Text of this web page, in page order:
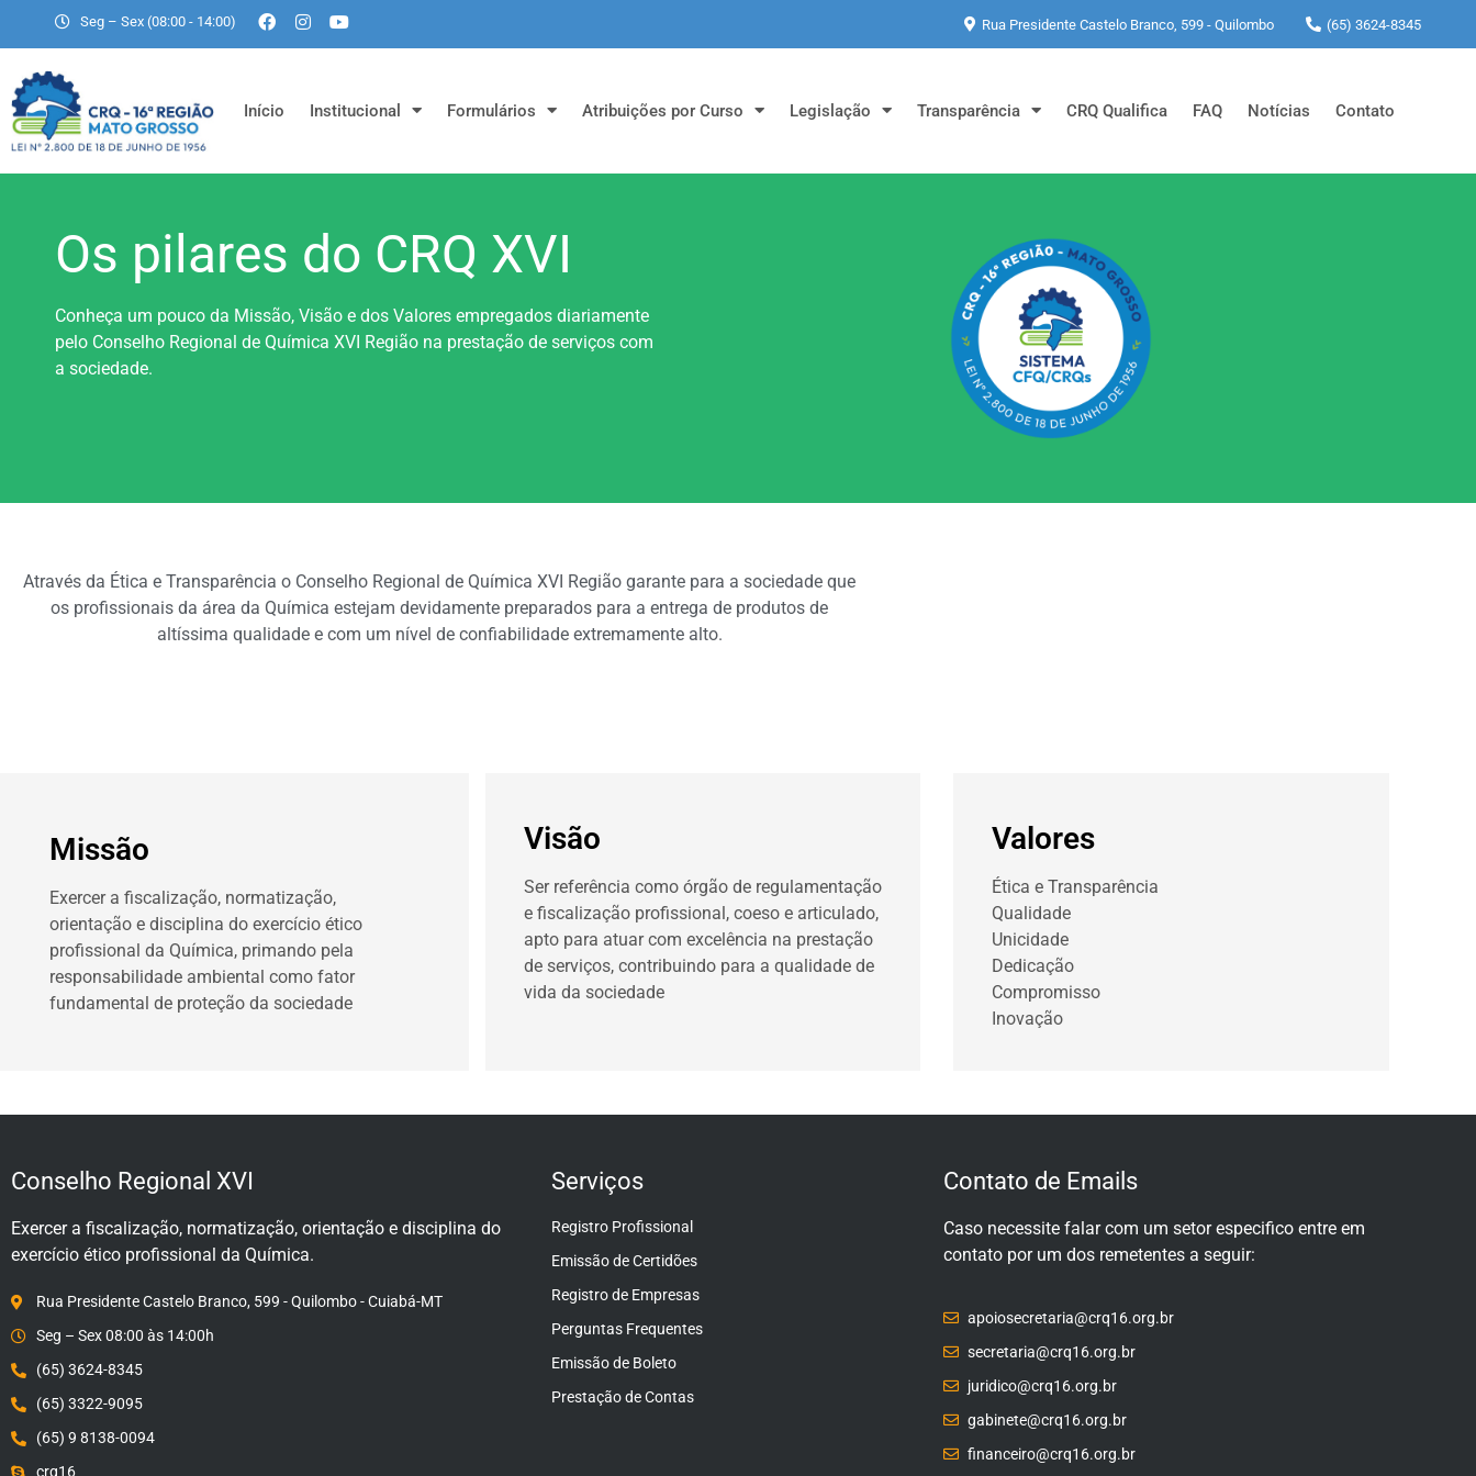
Seg – Sex (08:00 - 14:00) Rua Presidente Castelo Branco, 599 - Quilombo (65) 3624-8345
Início Institucional Formulários Atribuições por Curso Legislação Transparência CRQ Qualifica FAQ Notícias Contato
Os pilares do CRQ XVI
Conheça um pouco da Missão, Visão e dos Valores empregados diariamente
pelo Conselho Regional de Química XVI Região na prestação de serviços com
a sociedade.
Através da Ética e Transparência o Conselho Regional de Química XVI Região garante para a sociedade que
os profissionais da área da Química estejam devidamente preparados para a entrega de produtos de
altíssima qualidade e com um nível de confiabilidade extremamente alto.
Missão
Exercer a fiscalização, normatização,
orientação e disciplina do exercício ético
profissional da Química, primando pela
responsabilidade ambiental como fator
fundamental de proteção da sociedade
Visão
Ser referência como órgão de regulamentação
e fiscalização profissional, coeso e articulado,
apto para atuar com excelência na prestação
de serviços, contribuindo para a qualidade de
vida da sociedade
Valores
Ética e Transparência
Qualidade
Unicidade
Dedicação
Compromisso
Inovação
Conselho Regional XVI
Exercer a fiscalização, normatização, orientação e disciplina do
exercício ético profissional da Química.
Rua Presidente Castelo Branco, 599 - Quilombo - Cuiabá-MT
Seg – Sex 08:00 às 14:00h
(65) 3624-8345
(65) 3322-9095
(65) 9 8138-0094
crq16
Serviços
Registro Profissional
Emissão de Certidões
Registro de Empresas
Perguntas Frequentes
Emissão de Boleto
Prestação de Contas
Contato de Emails
Caso necessite falar com um setor especifico entre em
contato por um dos remetentes a seguir:
apoiosecretaria@crq16.org.br
secretaria@crq16.org.br
juridico@crq16.org.br
gabinete@crq16.org.br
financeiro@crq16.org.br